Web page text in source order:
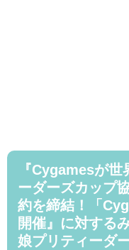
『Cygamesが
ーダーズカップ
約を締結！「
開催』に対する
娘プリティーダ